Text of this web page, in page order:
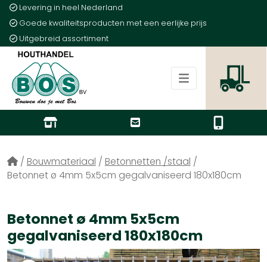
Levering in heel Nederland
Goede kwaliteitsproducten met een eerlijke prijs
Uitgebreid assortiment
/ Bouwmateriaal / Betonnetten /staal /
Betonnet ø 4mm 5x5cm gegalvaniseerd 180x180cm
Betonnet ø 4mm 5x5cm
gegalvaniseerd 180x180cm